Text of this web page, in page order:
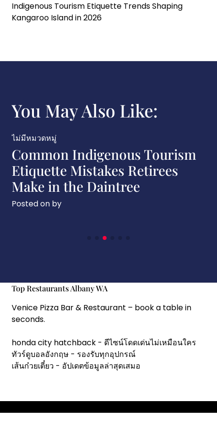
Indigenous Tourism Etiquette Trends Shaping
Kangaroo Island in 2026
You May Also Like:
ไม่มีหมวดหมู่
Common Indigenous Tourism
Etiquette Mistakes Retirees
Make in the Daintree
Posted on by
Top Restaurants Albany WA
Venice Pizza Bar & Restaurant – book a table in
seconds.
honda city hatchback - ดีไซน์โดดเด่นไม่เหมือนใคร
ทัวร์ดูบอลอังกฤษ - รองรับทุกอุปกรณ์
เส้นก๋วยเตี๋ยว - อัปเดตข้อมูลล่าสุดเสมอ